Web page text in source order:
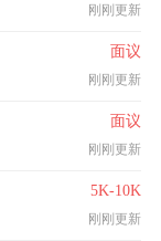
刚刚更新
面议
刚刚更新
面议
刚刚更新
5K-10K
刚刚更新